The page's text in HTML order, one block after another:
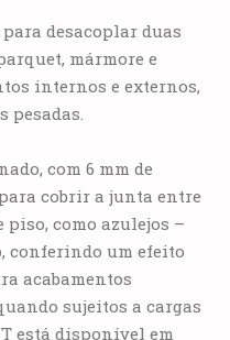
desacoplar duas
mármore e
internos e externos,
pesadas.
com 6 mm de
cobrir a junta entre
como azulejos –
conferindo um efeito
acabamentos
sujeitos a cargas
está disponível em